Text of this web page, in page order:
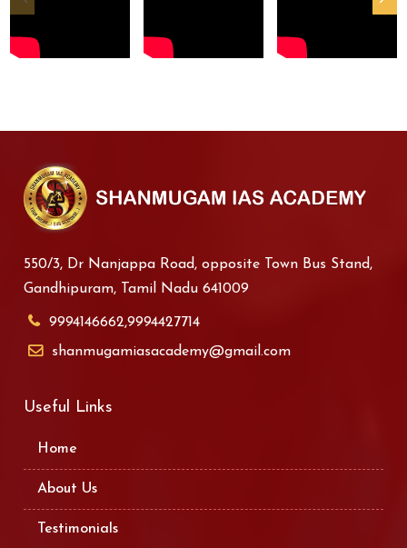
550/3, Dr Nanjappa Road, opposite Town Bus Stand,
Gandhipuram, Tamil Nadu 641009
9994146662,9994427714
shanmugamiasacademy@gmail.com
Useful Links
Home
About Us
Testimonials